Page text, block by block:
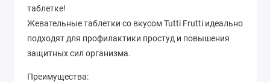
таблетке!
Жевательные таблетки со вкусом Tutti Frutti идеально
подходят для профилактики простуд и повышения
защитных сил организма.
Преимущества: